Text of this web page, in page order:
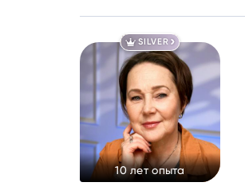
SILVER
10 лет опыта